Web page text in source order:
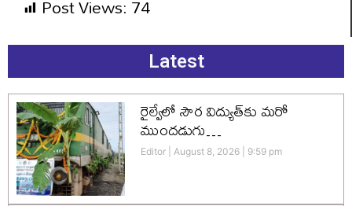
Post Views:74
Latest
రైల్వేలో సౌర విద్యుత్‌కు మరో
ముందడుగు…
Editor August 8, 2026 9:59 pm